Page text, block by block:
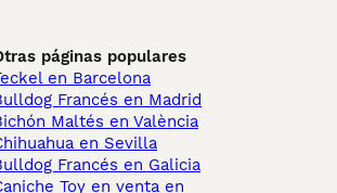
páginas populares
en Barcelona
Francés en Madrid
Maltés en València
en Sevilla
Francés en Galicia
Toy en venta en